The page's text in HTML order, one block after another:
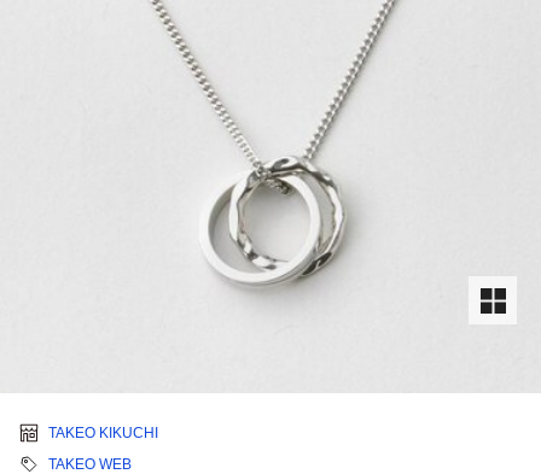
TAKEO KIKUCHI
TAKEO WEB